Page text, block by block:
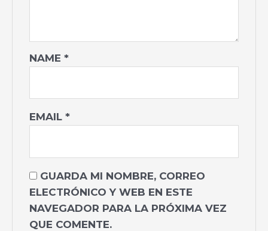
NAME*
EMAIL*
GUARDA MI NOMBRE, CORREO
ELECTRÓNICO Y WEB EN ESTE
NAVEGADOR PARA LA PRÓXIMA VEZ
QUE COMENTE.